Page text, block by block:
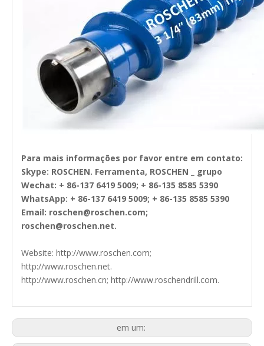
Para mais informações por favor entre em contato:
Skype: ROSCHEN. Ferramenta, ROSCHEN _ grupo
Wechat: + 86-137 6419 5009; + 86-135 8585 5390
WhatsApp: + 86-137 6419 5009; + 86-135 8585 5390
Email: roschen@roschen.com;
roschen@roschen.net.
Website: http://www.roschen.com;
http://www.roschen.net.
http://www.roschen.cn; http://www.roschendrill.com.
em um: